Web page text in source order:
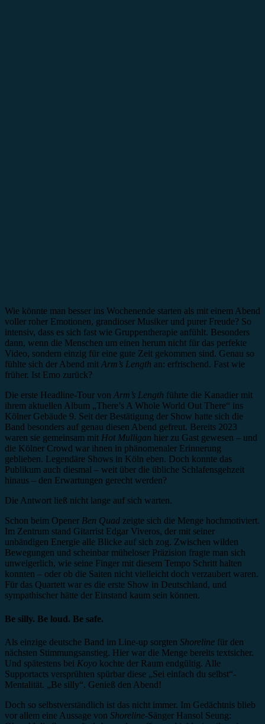
Wie könnte man besser ins Wochenende starten als mit einem Abend
voller roher Emotionen, grandioser Musiker und purer Freude? So
intensiv, dass es sich fast wie Gruppentherapie anfühlt. Besonders
dann, wenn die Menschen um einen herum nicht für das perfekte
Video, sondern einzig für eine gute Zeit gekommen sind. Genau so
fühlte sich der Abend mit Arm’s Length an: erfrischend. Fast wie
früher. Ist Emo zurück?
Die erste Headline-Tour von Arm’s Length führte die Kanadier mit
ihrem aktuellen Album „There’s A Whole World Out There“ ins
Kölner Gebäude 9. Seit der Bestätigung der Show hatte sich die
Band besonders auf genau diesen Abend gefreut. Bereits 2023
waren sie gemeinsam mit Hot Mulligan hier zu Gast gewesen – und
die Kölner Crowd war ihnen in phänomenaler Erinnerung
geblieben. Legendäre Shows in Köln eben. Doch konnte das
Publikum auch diesmal – weit über die übliche Schlafensgehzeit
hinaus – den Erwartungen gerecht werden?
Die Antwort ließ nicht lange auf sich warten.
Schon beim Opener Ben Quad zeigte sich die Menge hochmotiviert.
Im Zentrum stand Gitarrist Edgar Viveros, der mit seiner
unbändigen Energie alle Blicke auf sich zog. Zwischen wilden
Bewegungen und scheinbar müheloser Präzision fragte man sich
unweigerlich, wie seine Finger mit diesem Tempo Schritt halten
konnten – oder ob die Saiten nicht vielleicht doch verzaubert waren.
Für das Quartett war es die erste Show in Deutschland, und
sympathischer hätte der Einstand kaum sein können.
Be silly. Be loud. Be safe.
Als einzige deutsche Band im Line-up sorgten Shoreline für den
nächsten Stimmungsanstieg. Hier war die Menge bereits textsicher.
Und spätestens bei Koyo kochte der Raum endgültig. Alle
Supportacts versprühten spürbar diese „Sei einfach du selbst“-
Mentalität. „Be silly“. Genieß den Abend!
Doch so selbstverständlich ist das nicht immer. Im Gedächtnis blieb
vor allem eine Aussage von Shoreline-Sänger Hansol Seung: